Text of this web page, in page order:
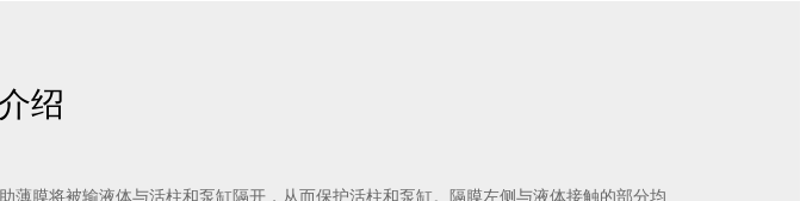
绍
薄膜将被输液体与活柱和泵缸隔开，从而保护活柱和泵缸。隔膜左侧与液体接触的部分均